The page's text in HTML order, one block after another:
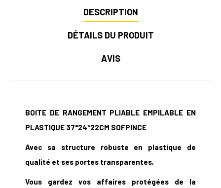
DESCRIPTION
DÉTAILS DU PRODUIT
AVIS
BOITE DE RANGEMENT PLIABLE EMPILABLE EN
PLASTIQUE 37*24*22CM SOFPINCE
Avec sa structure robuste en plastique de
qualité et ses portes transparentes,
Vous gardez vos affaires protégées de la